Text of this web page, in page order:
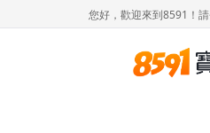
您好，歡迎來到8591！